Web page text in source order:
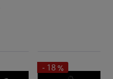
- 18